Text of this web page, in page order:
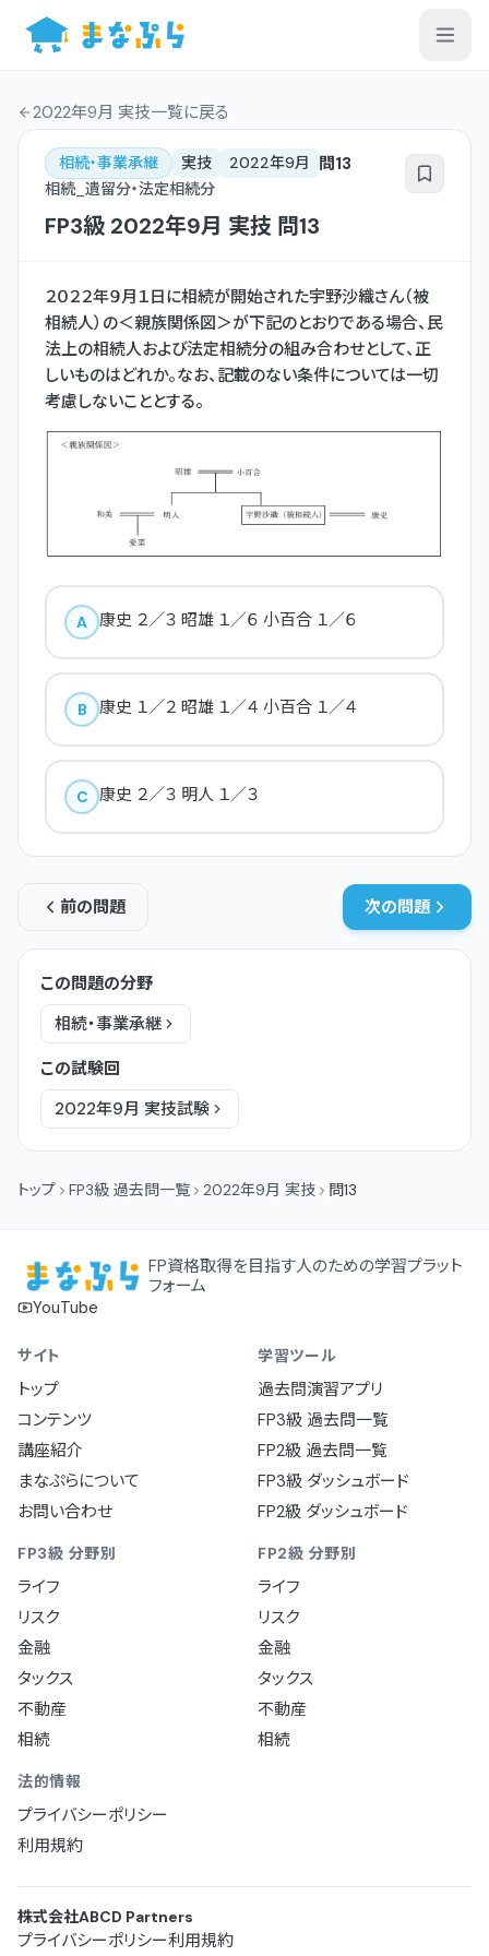
2022年9月 実技一覧に戻る
相続・事業承継 実技 2022年9月 問13
相続_遺留分・法定相続分
FP3級 2022年9月 実技 問13
２０２２年９月１日に相続が開始された宇野沙織さん（被
相続人）の＜親族関係図＞が下記のとおりである場合、民
法上の相続人および法定相続分の組み合わせとして、正
しいものはどれか。なお、記載のない条件については一切
考慮しないこととする。
A 康史 ２／３ 昭雄 １／６ 小百合 １／６
B 康史 １／２ 昭雄 １／４ 小百合 １／４
C 康史 ２／３ 明人 １／３
前の問題 次の問題
この問題の分野
相続・事業承継
この試験回
2022年9月 実技試験
トップ FP3級 過去問一覧 2022年9月 実技 問13
FP資格取得を目指す人のための学習プラット
フォーム
YouTube
サイト
トップ
コンテンツ
講座紹介
まなぷらについて
お問い合わせ
学習ツール
過去問演習アプリ
FP3級 過去問一覧
FP2級 過去問一覧
FP3級 ダッシュボード
FP2級 ダッシュボード
FP3級 分野別
ライフ
リスク
金融
タックス
不動産
相続
FP2級 分野別
ライフ
リスク
金融
タックス
不動産
相続
法的情報
プライバシーポリシー
利用規約
株式会社ABCD Partners
プライバシーポリシー利用規約